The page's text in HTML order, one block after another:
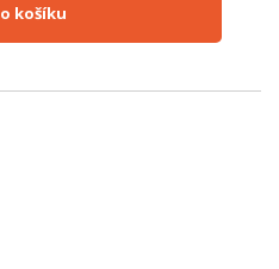
Do košíku